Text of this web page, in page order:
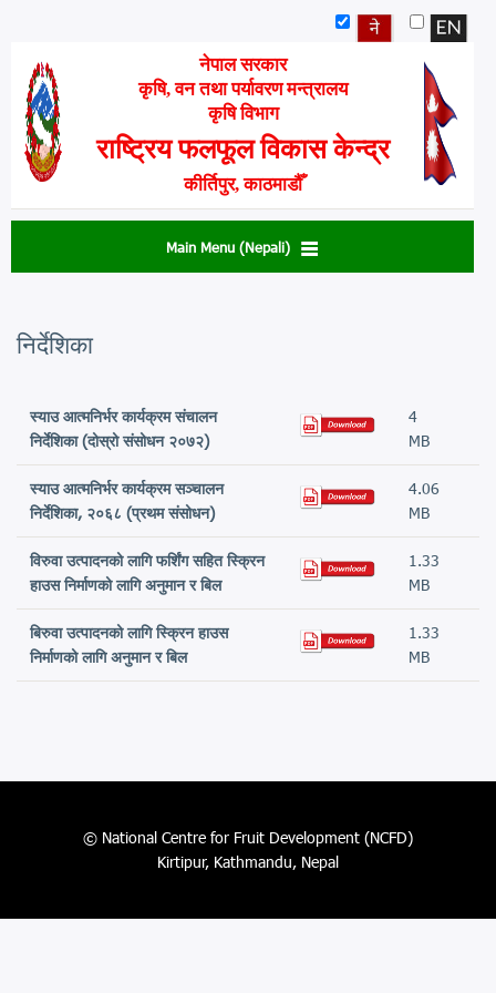
content
नेपाल सरकार
कृषि, वन तथा पर्यावरण मन्त्रालय
कृषि विभाग
राष्ट्रिय फलफूल विकास केन्द्र
कीर्तिपुर, काठमाडौँ
Main Menu (Nepali)
निर्देशिका
स्याउ आत्मनिर्भर कार्यक्रम संचालन
निर्देशिका (दोस्रो संसोधन २०७२)
4
MB
स्याउ आत्मनिर्भर कार्यक्रम सञ्चालन
निर्देशिका, २०६८ (प्रथम संसोधन)
4.06
MB
विरुवा उत्पादनको लागि फर्शिंग सहित स्क्रिन
हाउस निर्माणको लागि अनुमान र बिल
1.33
MB
बिरुवा उत्पादनको लागि स्क्रिन हाउस
निर्माणको लागि अनुमान र बिल
1.33
MB
© National Centre for Fruit Development (NCFD)
Kirtipur, Kathmandu, Nepal